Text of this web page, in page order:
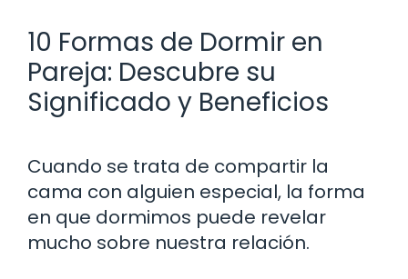
10 Formas de Dormir en
Pareja: Descubre su
Significado y Beneficios
Cuando se trata de compartir la
cama con alguien especial, la forma
en que dormimos puede revelar
mucho sobre nuestra relación.